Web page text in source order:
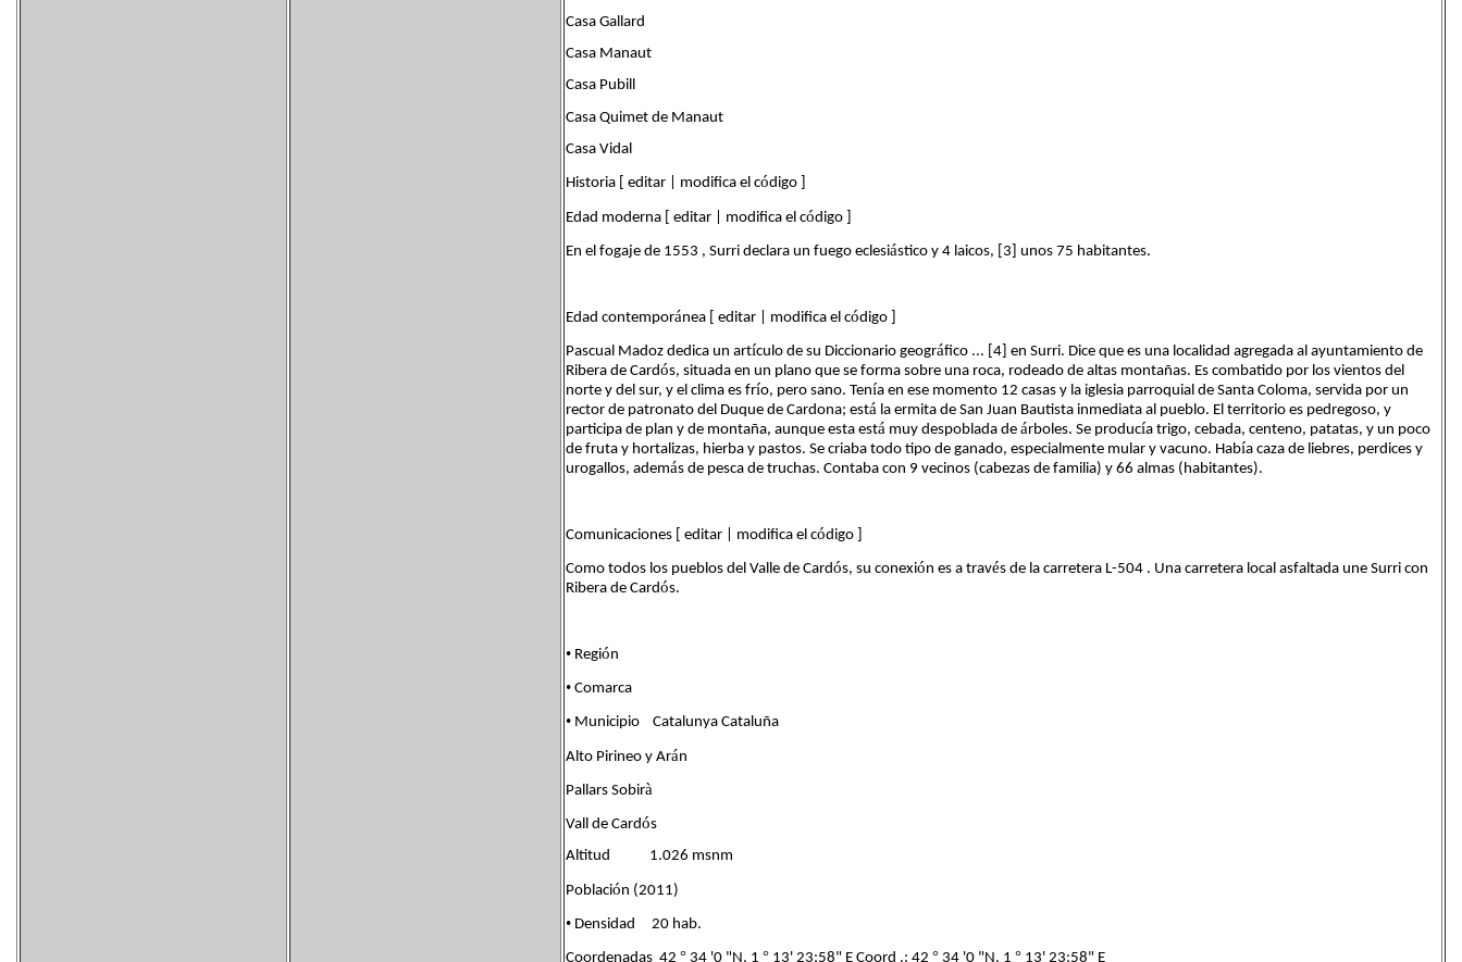
Casa Gallard
Casa Manaut
Casa Pubill
Casa Quimet de Manaut
Casa Vidal
Historia [ editar | modifica el código ]
Edad moderna [ editar | modifica el código ]
En el fogaje de 1553 , Surri declara un fuego eclesiástico y 4 laicos, [3] unos 75 habitantes.
Edad contemporánea [ editar | modifica el código ]
Pascual Madoz dedica un artículo de su Diccionario geográfico ... [4] en Surri. Dice que es una localidad agregada al ayuntamiento de
Ribera de Cardós, situada en un plano que se forma sobre una roca, rodeado de altas montañas. Es combatido por los vientos del
norte y del sur, y el clima es frío, pero sano. Tenía en ese momento 12 casas y la iglesia parroquial de Santa Coloma, servida por un
rector de patronato del Duque de Cardona; está la ermita de San Juan Bautista inmediata al pueblo. El territorio es pedregoso, y
participa de plan y de montaña, aunque esta está muy despoblada de árboles. Se producía trigo, cebada, centeno, patatas, y un poco
de fruta y hortalizas, hierba y pastos. Se criaba todo tipo de ganado, especialmente mular y vacuno. Había caza de liebres, perdices y
urogallos, además de pesca de truchas. Contaba con 9 vecinos (cabezas de familia) y 66 almas (habitantes).
Comunicaciones [ editar | modifica el código ]
Como todos los pueblos del Valle de Cardós, su conexión es a través de la carretera L-504 . Una carretera local asfaltada une Surri con
Ribera de Cardós.
• Región
• Comarca
• Municipio Catalunya Cataluña
Alto Pirineo y Arán
Pallars Sobirà
Vall de Cardós
Altitud 1.026 msnm
Población (2011)
• Densidad 20 hab.
Coordenadas 42 ° 34 '0 "N, 1 ° 13' 23:58" E Coord .: 42 ° 34 '0 "N, 1 ° 13' 23:58" E